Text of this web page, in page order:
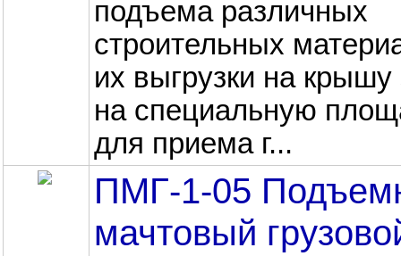
подъема различных
строительных
их выгрузки на крышу
на специальную
для приема г...
ПМГ-1-05
мачтовый